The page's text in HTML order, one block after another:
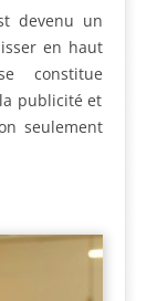
devenu un
en haut
constitue
publicité et
seulement